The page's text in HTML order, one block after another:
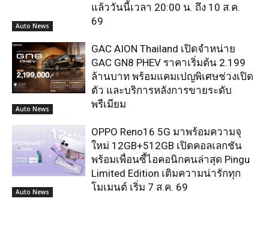
Auto News
แล้ววันนี้เวลา 20:00 น. ถึง 10 ส.ค.
69
Auto News
GAC AION Thailand เปิดจำหน่าย
GAC GN8 PHEV ราคาเริ่มต้น 2.199
ล้านบาท พร้อมแคมเปญพิเศษช่วงเปิด
ตัว และบริการหลังการขายระดับ
พรีเมียม
Auto News
OPPO Reno16 5G มาพร้อมความจุ
ใหม่ 12GB+512GB เปิดคอลเลกชัน
พร้อมเพื่อนซี้ไอคอนิกคนล่าสุด Pingu
Limited Edition เติมความน่ารักทุก
โมเมนต์ เริ่ม 7 ส.ค. 69